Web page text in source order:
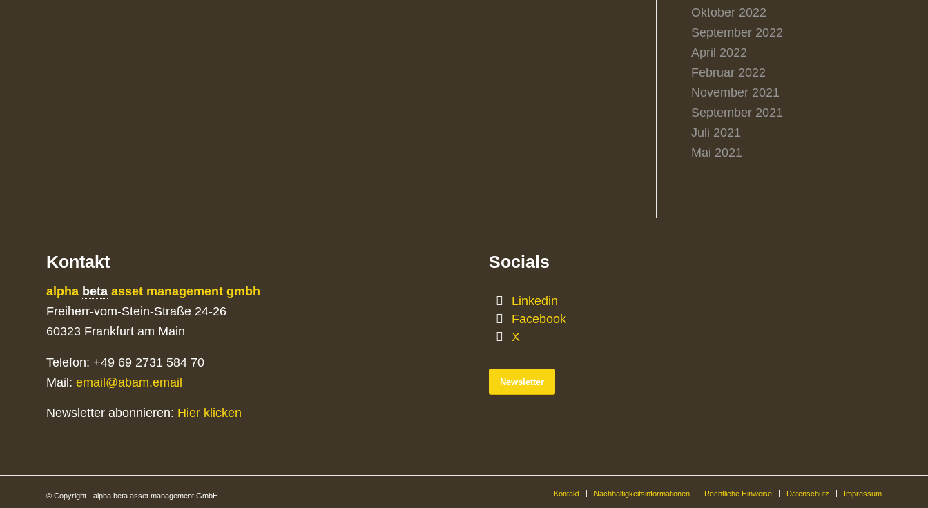
Oktober 2022
September 2022
April 2022
Februar 2022
November 2021
September 2021
Juli 2021
Mai 2021
Kontakt
alpha beta asset management gmbh
Freiherr-vom-Stein-Straße 24-26
60323 Frankfurt am Main
Telefon: +49 69 2731 584 70
Mail: email@abam.email
Newsletter abonnieren: Hier klicken
Socials
Linkedin
Facebook
X
Newsletter
© Copyright - alpha beta asset management GmbH Kontakt Nachhaltigkeitsinformationen Rechtliche Hinweise Datenschutz Impressum